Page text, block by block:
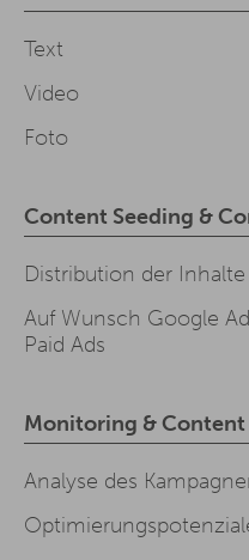
Text
Video
Foto
Content Seeding &
Distribution der
Auf Wunsch Google
Paid Ads
Monitoring &
Analyse des